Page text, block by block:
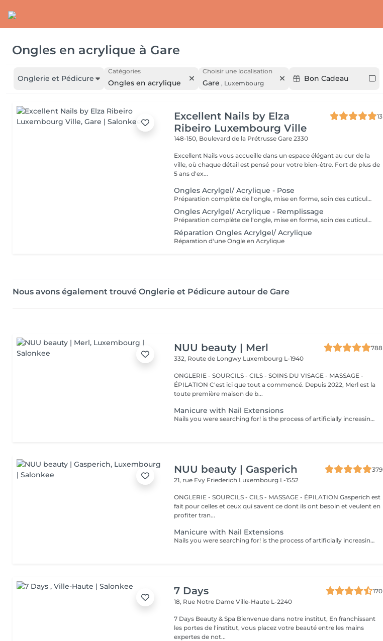
Ongles en acrylique à Gare
Onglerie et Pédicure
Catégories
Ongles en acrylique
Choisir une localisation
Gare , Luxembourg
Bon Cadeau
Excellent Nails by Elza
Ribeiro Luxembourg Ville
13
148-150, Boulevard de la PrétrusseGare 2330
Excellent Nails vous accueille dans un espace élégant au cur de la
ville, où chaque détail est pensé pour votre bien-être. Fort de plus de
5 ans d'ex...
Ongles Acrylgel/ Acrylique - Pose
Préparation complète de l'ongle, mise en forme, soin des cuticules et pose acrylique avec la couleur de votre choix.
Ongles Acrylgel/ Acrylique - Remplissage
Préparation complète de l'ongle, mise en forme, soin des cuticules et remplissage acrylique avec la couleur de votre choix.
Réparation Ongles Acrylgel/ Acrylique
Réparation d'une Ongle en Acrylique
Nous avons également trouvé Onglerie et Pédicure autour de Gare
NUU beauty | Merl
788
332, Route de Longwy Luxembourg L-1940
ONGLERIE - SOURCILS - CILS - SOINS DU VISAGE - MASSAGE -
ÉPILATION C'est ici que tout a commencé. Depuis 2022, Merl est la
toute première maison de b...
Manicure with Nail Extensions
Nails you were searching for! is the process of artificially increasing the length of the nail using polygel material in order to correct the defects of the natural nail delamination and weakness of the nail plate. Our masters do edged, hardware, or combined manicure. How is polygel extension done? - removal of old semi-permanent (if needed) - rough skin is removed - the shape of the nail plate is corrected - the cuticle and side ridges are corrected - polygel is applied - semi-permanent nail polish is applied - cuticle oil and hand cream are applied Age restrictions: recommended to do from 16 years. Post procedure recommendations: there are no post recommendations for this procedure. Frequency: once in 3 weeks.
NUU beauty | Gasperich
379
21, rue Evy Friederich Luxembourg L-1552
ONGLERIE - SOURCILS - CILS - MASSAGE - ÉPILATION Gasperich est
fait pour celles et ceux qui savent ce dont ils ont besoin et veulent en
profiter tran...
Manicure with Nail Extensions
Nails you were searching for! is the process of artificially increasing the length of the nail using polygel material in order to correct the defects of the natural nail delamination and weakness of the nail plate. Our masters do edged, hardware, or combined manicure. How is polygel extension done? - removal of old semi-permanent (if needed) - rough skin is removed - the shape of the nail plate is corrected - the cuticle and side ridges are corrected - polygel is applied - semi-permanent nail polish is applied - cuticle oil and hand cream are applied Age restrictions: recommended to do from 16 years. Post procedure recommendations: there are no post recommendations for this procedure. Frequency: once in 3 weeks.
7 Days
170
18, Rue Notre DameVille-Haute L-2240
7 Days Beauty & Spa Bienvenue dans notre institut, En franchissant
les portes de l'institut, vous placez votre beauté entre les mains
expertes de not...